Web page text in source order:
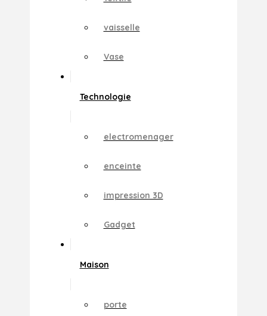
vaisselle
Vase
Technologie
electromenager
enceinte
impression 3D
Gadget
Maison
porte